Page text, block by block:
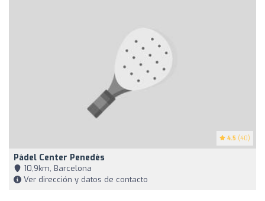
4.5 (40)
Pàdel Center Penedès
10,9km, Barcelona
Ver dirección y datos de contacto